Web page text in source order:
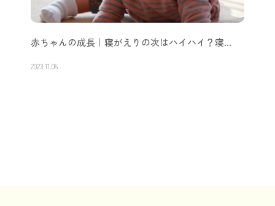
赤ちゃんの成長｜寝がえりの次はハイハイ？寝…
2023.11.06